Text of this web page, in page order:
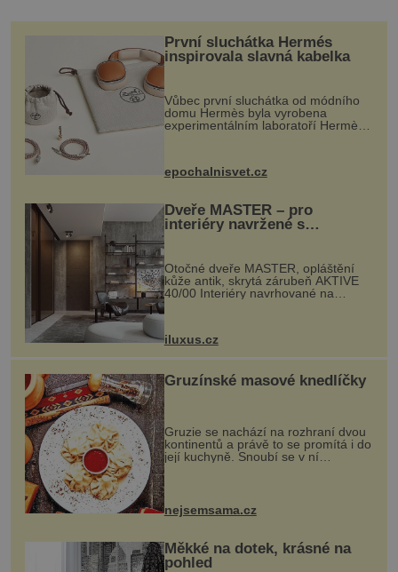
První sluchátka Hermés
inspirovala slavná kabelka
Vůbec první sluchátka od módního
domu Hermès byla vyrobena
experimentálním laboratoří Hermès
kovový...
epochalnisvet.cz
Dveře MASTER – pro
interiéry navržené s
rozumem i vášní!
Otočné dveře MASTER, opláštění
kůže antik, skrytá zárubeň AKTIVE
40/00 Interiéry navrhované na
zakázku často vyžadují atypické
rozměry nejen nábytku, ale i
dnes umož...
iluxus.cz
Gruzínské masové knedlíčky
Gruzie se nachází na rozhraní dvou
kontinentů a právě to se promítá i do
její kuchyně. Snoubí se v ní
evropské a asijské chutě a díky tomu
pokrmy, které rozhodně st...
nejsemsama.cz
Měkké na dotek, krásné na
pohled